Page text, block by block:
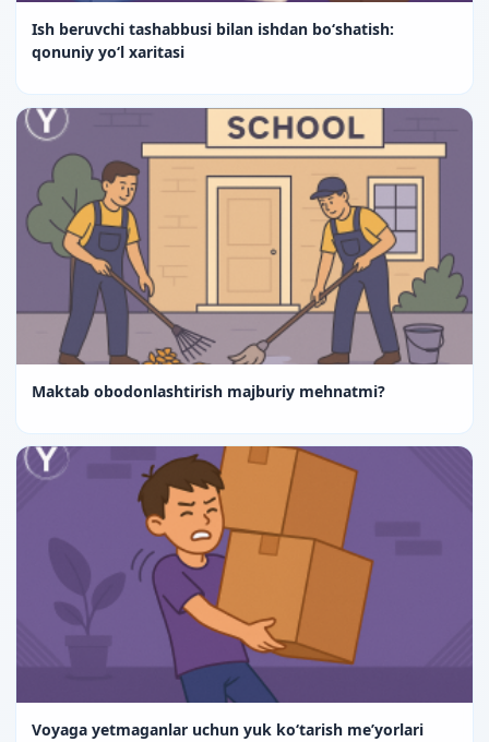
Ish beruvchi tashabbusi bilan ishdan bo‘shatish:
qonuniy yo‘l xaritasi
Maktab obodonlashtirish majburiy mehnatmi?
Voyaga yetmaganlar uchun yuk ko‘tarish me’yorlari